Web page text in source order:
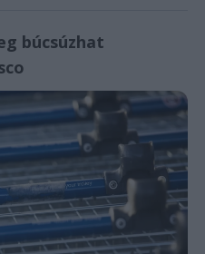
búcsúzhat